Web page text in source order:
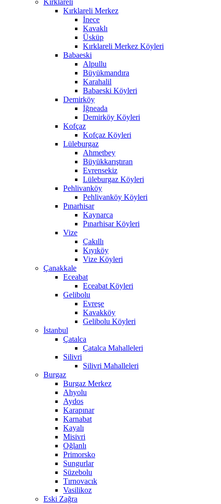
Kırklareli
Kırklareli Merkez
İnece
Kavaklı
Üsküp
Kırklareli Merkez Köyleri
Babaeski
Alpullu
Büyükmandıra
Karahalil
Babaeski Köyleri
Demirköy
İğneada
Demirköy Köyleri
Kofçaz
Kofçaz Köyleri
Lüleburgaz
Ahmetbey
Büyükkarıştıran
Evrensekiz
Lüleburgaz Köyleri
Pehlivanköy
Pehlivanköy Köyleri
Pınarhisar
Kaynarca
Pınarhisar Köyleri
Vize
Çakıllı
Kıyıköy
Vize Köyleri
Çanakkale
Eceabat
Eceabat Köyleri
Gelibolu
Evreşe
Kavakköy
Gelibolu Köyleri
İstanbul
Çatalca
Çatalca Mahalleleri
Silivri
Silivri Mahalleleri
Burgaz
Burgaz Merkez
Ahyolu
Aydos
Karapınar
Karnabat
Kayalı
Misivri
Oğlanlı
Primorsko
Sungurlar
Süzebolu
Tırnovacık
Vasilikoz
Eski Zağra